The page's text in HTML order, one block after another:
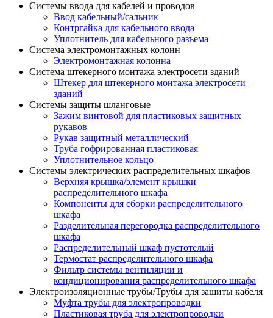
Системы ввода для кабелей и проводов
Ввод кабельный/сальник
Контргайка для кабельного ввода
Уплотнитель для кабельного разъема
Система электромонтажных колонн
Электромонтажная колонна
Система штекерного монтажа электросети зданий
Штекер для штекерного монтажа электросети
зданий
Системы защиты шланговые
Зажим винтовой для пластиковых защитных
рукавов
Рукав защитный металлический
Труба гофрированная пластиковая
Уплотнительное кольцо
Системы электрических распределительных шкафов
Верхняя крышка/элемент крышки
распределительного шкафа
Компоненты для сборки распределительного
шкафа
Разделительная перегородка распределительного
шкафа
Распределительный шкаф пустотелый
Термостат распределительного шкафа
Фильтр системы вентиляции и
кондиционирования распределительного шкафа
Электроизоляционные трубы/Трубы для защиты кабеля
Муфта трубы для электропроводки
Пластиковая труба для электропроводки